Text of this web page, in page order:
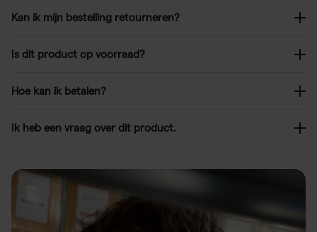
Kan ik mijn bestelling retourneren?
Is dit product op voorraad?
Hoe kan ik betalen?
Ik heb een vraag over dit product.